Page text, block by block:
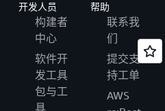
开发人员
构建者
中心
软件开
发工具
包与工
具
帮助
联系我
们
提交支
持工单
AWS